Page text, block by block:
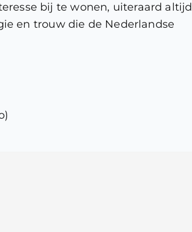
bij te wonen, uiteraard altijd
en trouw die de Nederlandse